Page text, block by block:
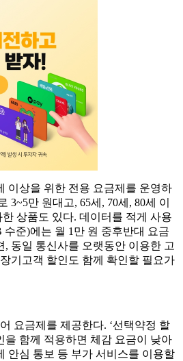
이상을 위한 전용 요금제를 운영하
3~5만 원대고, 65세, 70세, 80세 이
상품도 있다. 데이터를 적게 사용
수준)에는 월 1만 원 중후반대 요금
, 동일 통신사를 오랫동안 이용한 고
기고객 할인도 함께 확인할 필요가
요금제를 제공한다. ‘선택약정 할
을 함께 적용하면 체감 요금이 낮아
안심 통보 등 부가 서비스를 이용할